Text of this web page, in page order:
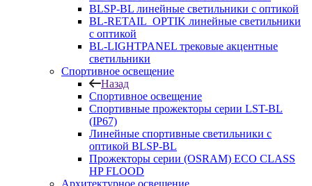
BLSP-BL линейные светильники с оптикой
BL-RETAIL_OPTIK линейные светильники
с оптикой
BL-LIGHTPANEL трековые акцентные
светильники
Спортивное освещение
Назад
Спортивное освещение
Спортивные прожекторы серии LST-BL
(IP67)
Линейные спортивные светильники с
оптикой BLSP-BL
Прожекторы серии (OSRAM) ECO CLASS
HP FLOOD
Архитектурное освещение